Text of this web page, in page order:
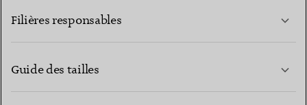
Filières responsables
Guide des tailles